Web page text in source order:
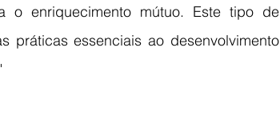
o enriquecimento mútuo. Este tipo de
práticas essenciais ao desenvolvimento